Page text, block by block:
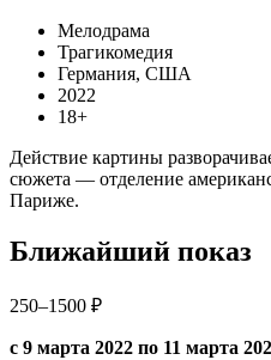
Мелодрама
Трагикомедия
Германия, США
2022
18+
Действие картины
сюжета — отделение
Париже.
Ближайший показ
250–1500 ₽
с 9 марта 2022 по 11 марта